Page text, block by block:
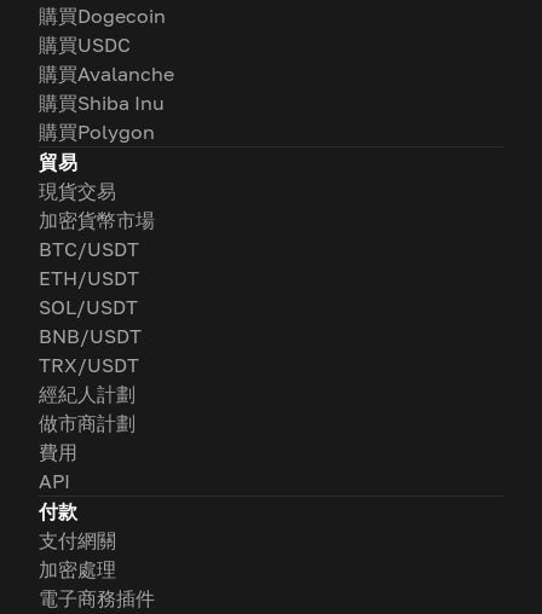
購買Dogecoin
購買USDC
購買Avalanche
購買Shiba Inu
購買Polygon
貿易
現貨交易
加密貨幣市場
BTC/USDT
ETH/USDT
SOL/USDT
BNB/USDT
TRX/USDT
經紀人計劃
做市商計劃
費用
API
付款
支付網關
加密處理
電子商務插件